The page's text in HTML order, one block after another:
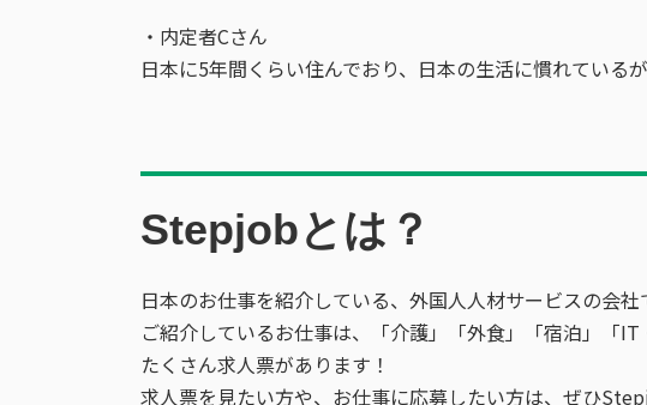
・内定者Cさん
日本に5年間くらい住んでおり、日本の生活に慣れている
Stepjobとは？
日本のお仕事を紹介している、外国人人材サービスの会社
ご紹介しているお仕事は、「介護」「外食」「宿泊」「
たくさん求人票があります！
求人票を見たい方や、お仕事に応募したい方は、ぜひ